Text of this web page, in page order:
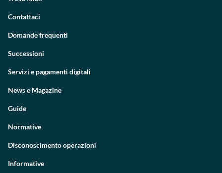
Contattaci
Domande frequenti
Successioni
Servizi e pagamenti digitali
News e Magazine
Guide
Normative
Disconoscimento operazioni
Informative